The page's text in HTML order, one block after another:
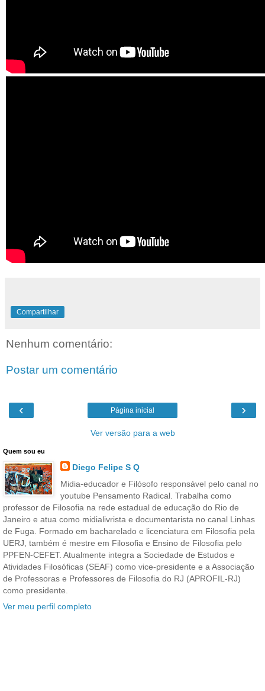
Compartilhar
Nenhum comentário:
Postar um comentário
‹ ›
Página inicial
Ver versão para a web
Quem sou eu
Diego Felipe S Q
Midia-educador e Filósofo responsável pelo canal no
youtube Pensamento Radical. Trabalha como
professor de Filosofia na rede estadual de educação do Rio de
Janeiro e atua como midialivrista e documentarista no canal Linhas
de Fuga. Formado em bacharelado e licenciatura em Filosofia pela
UERJ, também é mestre em Filosofia e Ensino de Filosofia pelo
PPFEN-CEFET. Atualmente integra a Sociedade de Estudos e
Atividades Filosóficas (SEAF) como vice-presidente e a Associação
de Professoras e Professores de Filosofia do RJ (APROFIL-RJ)
como presidente.
Ver meu perfil completo